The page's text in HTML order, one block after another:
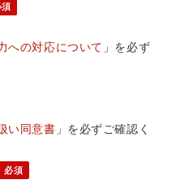
への対応について 」を必ず
い同意書 」を必ずご確認く